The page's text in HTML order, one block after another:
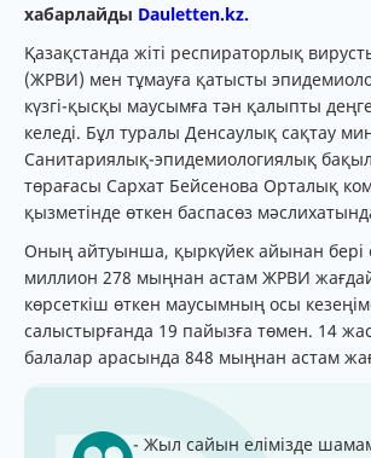
хабарлайды Dauletten.kz.
Қазақстанда жіті респираторлық
(ЖРВИ) мен тұмауға қатысты
күзгі-қысқы маусымға тән қалыпты
келеді. Бұл туралы Денсаулық сақтау
Санитариялық-эпидемиологиялық
төрағасы Сархат Бейсенова Орталық
қызметінде өткен баспасөз
Оның айтуынша, қыркүйек айынан бері
миллион 278 мыңнан астам ЖРВИ
көрсеткіш өткен маусымның осы
салыстырғанда 19 пайызға төмен. 14
балалар арасында 848 мыңнан астам
- Жыл сайын елімізде